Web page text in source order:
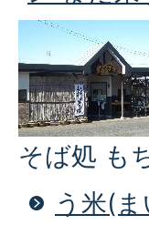
そば処 も
う米(